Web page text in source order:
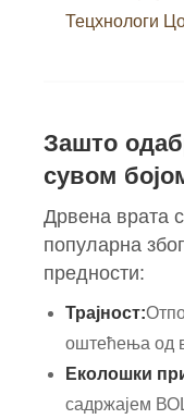
Тецхнологи
Зашто
сувом
Дрвена врата
популарна
предности:
Трајност:
оштећења од
Еколошки
садржајем